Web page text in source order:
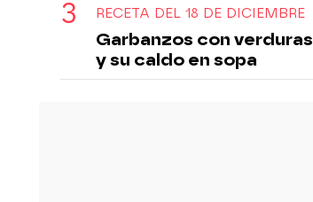
RECETA DEL 18 DE DICIEMBRE
Garbanzos con verduras
y su caldo en sopa